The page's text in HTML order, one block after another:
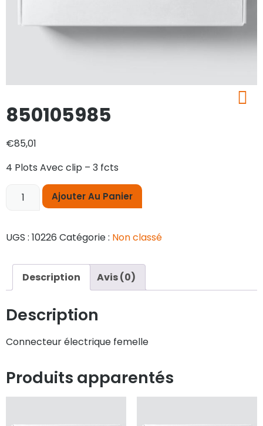
850105985
€85,01
4 Plots Avec clip – 3 fcts
Ajouter Au Panier
UGS : 10226 Catégorie : Non classé
Description Avis (0)
Description
Connecteur électrique femelle
Produits apparentés